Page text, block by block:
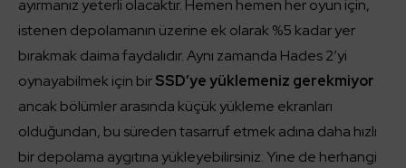
ayırmanız yeterli olacaktır. Hemen hemen her oyun için,
istenen depolamanın üzerine ek olarak %5 kadar yer
bırakmak daima faydalıdır. Aynı zamanda Hades 2’yi
oynayabilmek için birSSD’ye yüklemeniz gerekmiyor
ancak bölümler arasında küçük yükleme ekranları
olduğundan, bu süreden tasarruf etmek adına daha hızlı
bir depolama aygıtına yükleyebilirsiniz. Yine de herhangi